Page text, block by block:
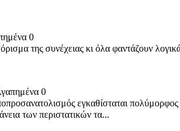
0
της συνέχειας κι όλα φαντάζουν
0
εγκαθίσταται
των περιστατικών τα...